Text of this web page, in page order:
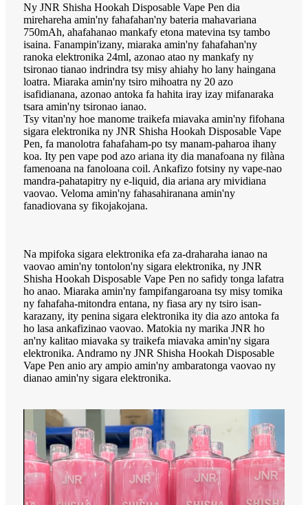
Ny JNR Shisha Hookah Disposable Vape Pen dia
mirehareha amin'ny fahafahan'ny bateria mahavariana
750mAh, ahafahanao mankafy etona matevina tsy tambo
isaina. Fanampin'izany, miaraka amin'ny fahafahan'ny
ranoka elektronika 24ml, azonao atao ny mankafy ny
tsironao tianao indrindra tsy misy ahiahy ho lany haingana
loatra. Miaraka amin'ny tsiro mihoatra ny 20 azo
isafidianana, azonao antoka fa hahita iray izay mifanaraka
tsara amin'ny tsironao ianao.
Tsy vitan'ny hoe manome traikefa miavaka amin'ny fifohana
sigara elektronika ny JNR Shisha Hookah Disposable Vape
Pen, fa manolotra fahafaham-po tsy manam-paharoa ihany
koa. Ity pen vape pod azo ariana ity dia manafoana ny filàna
famenoana na fanoloana coil. Ankafizo fotsiny ny vape-nao
mandra-pahatapitry ny e-liquid, dia ariana ary mividiana
vaovao. Veloma amin'ny fahasahiranana amin'ny
fanadiovana sy fikojakojana.
Na mpifoka sigara elektronika efa za-draharaha ianao na
vaovao amin'ny tontolon'ny sigara elektronika, ny JNR
Shisha Hookah Disposable Vape Pen no safidy tonga lafatra
ho anao. Miaraka amin'ny fampifangaroana tsy misy tomika
ny fahafaha-mitondra entana, ny fiasa ary ny tsiro isan-
karazany, ity penina sigara elektronika ity dia azo antoka fa
ho lasa ankafizinao vaovao. Matokia ny marika JNR ho
an'ny kalitao miavaka sy traikefa miavaka amin'ny sigara
elektronika. Andramo ny JNR Shisha Hookah Disposable
Vape Pen anio ary ampio amin'ny ambaratonga vaovao ny
dianao amin'ny sigara elektronika.